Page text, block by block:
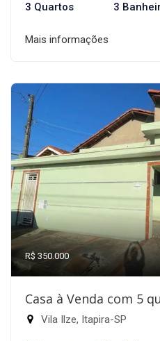
3 Quartos 3
Mais informações
R$ 350.000
Casa à Venda com 5
Vila Ilze, Itapira-SP